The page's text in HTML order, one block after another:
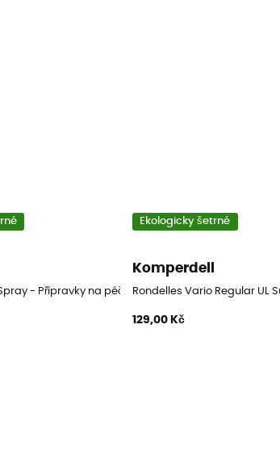
- Přípravky na péči o obuv
Ekologicky šetrné
Komperdell
Rondelles Vario Regular UL
129,00 Kč